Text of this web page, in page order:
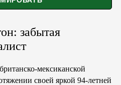
забытая
мексиканской
своей яркой 94-летней